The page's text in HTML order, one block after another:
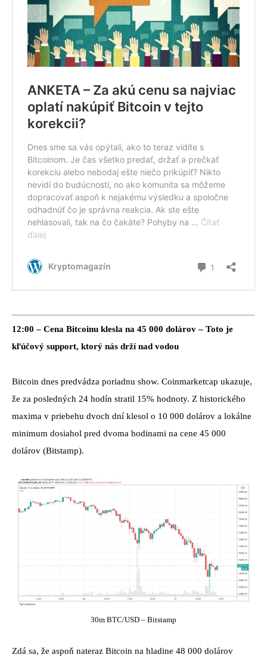
12:00 – Cena Bitcoinu klesla na 45 000 dolárov – Toto je
kľúčový support, ktorý nás drží nad vodou
Bitcoin dnes predvádza poriadnu show. Coinmarketcap ukazuje,
že za posledných 24 hodín stratil 15% hodnoty. Z historického
maxima v priebehu dvoch dní klesol o 10 000 dolárov a lokálne
minimum dosiahol pred dvoma hodinami na cene 45 000
dolárov (Bitstamp).
30m BTC/USD – Bitstamp
Zdá sa, že aspoň nateraz Bitcoin na hladine 48 000 dolárov